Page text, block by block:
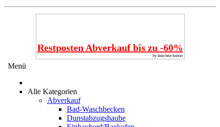
Restposten Abverkauf bis zu -60%
by kuechen-kutzer
Menü
Alle Kategorien
Abverkauf
Bad-Waschbecken
Dunstabzugshaube